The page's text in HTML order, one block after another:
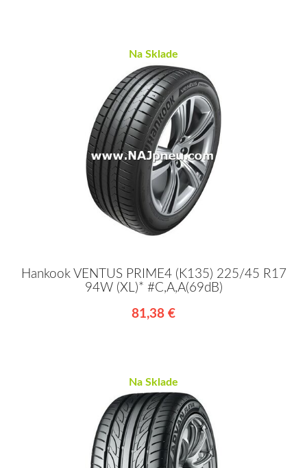
Na Sklade
Hankook VENTUS PRIME4 (K135) 225/45 R17
94W (XL)* #C,A,A(69dB)
81,38 €
Na Sklade